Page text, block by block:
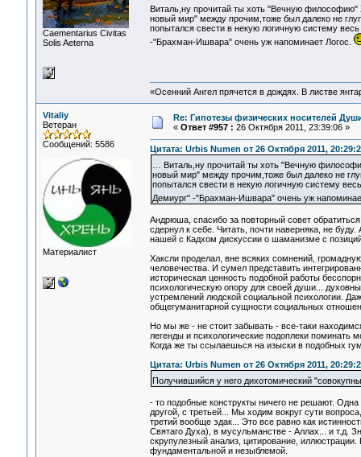
Сaementarius Civitas
Solis Aeterna
Виталь,ну прочитай ты хоть "Вечную философию"
новый мир" между прочим,тоже был далеко не
попытался свести в некую логичную систему
-"Брахман-Ишвара" очень уж напоминает Логос.
«Осенний Ангел прячется в дождях. В листве
Vitaliy
Ветеран
Сообщений: 5586
Материалист
Re: Гипотезы физических носителей
« Ответ #957 : 26 Октября 2011, 23:39:06 »
Цитата: Urbis Numen от 26 Октября 2011,
… Виталь,ну прочитай ты хоть "Вечную
новый мир" между прочим,тоже был далеко не
попытался свести в некую логичную систему
Демиург" -"Брахман-Ишвара" очень уж
Андрюша, спасибо за повторный совет
сдернул к себе. Читать, почти наверняка, не
нашей с Кадхом дискуссии о шаманизме с
Хаксли проделал, вне всяких сомнений,
человечества. И сумел представить
историческая ценность подобной работы
психологическую опору для своей души...
устремлений людской социальной психологии.
общегуманитарной сущности социальных
Но мы же - не стоит забывать - все-таки
легенды и психологические подоплеки
Когда же ты ссылаешься на изыски в подобных
Цитата: Urbis Numen от 26 Октября 2011,
Получившийся у него дихотомический
- то подобные конструкты ничего не решают.
другой, с третьей... Мы ходим вокруг сути
третий вообще эдак... Это все равно как
Святаго Духа), в мусульманстве - Аллах... и т.д.
скрупулезный анализ, цитирование,
фундаментальной и незыблемой.